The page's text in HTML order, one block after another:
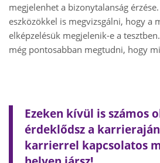
megjelenhet a bizonytalanság
eszközökkel is megvizsgálni, hogy a
elképzelésük megjelenik-e a
még pontosabban megtudni, hogy
Ezeken kívül is számos
érdeklődsz a
karrierrel kapcsolatos